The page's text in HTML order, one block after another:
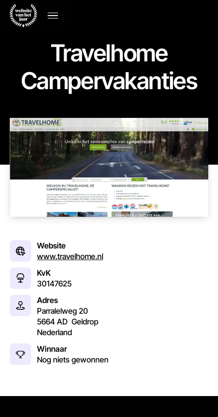
Travelhome
Campervakanties
Website
www.travelhome.nl
KvK
30147625
Adres
Parralelweg 20
5664 AD Geldrop
Nederland
Winnaar
Nog niets gewonnen